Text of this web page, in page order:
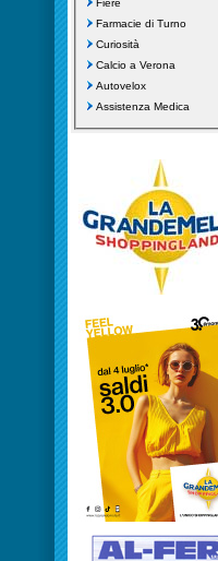
Farmacie di Turno
Curiosità
Calcio a Verona
Autovelox
Assistenza Medica